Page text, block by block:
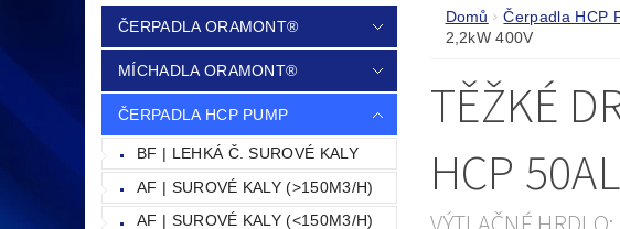
PODMINKY OCHRANY OSOBNICH UDAJU
ČERPADLA ORAMONT®
MÍCHADLA ORAMONT®
ČERPADLA HCP PUMP
BF | LEHKÁ Č. SUROVÉ KALY
AF | SUROVÉ KALY (>150M3/H)
AF | SUROVÉ KALY (<150M3/H)
Domů Čerpadla HCP
2,2kW 400V
TĚŽKÉ
HCP